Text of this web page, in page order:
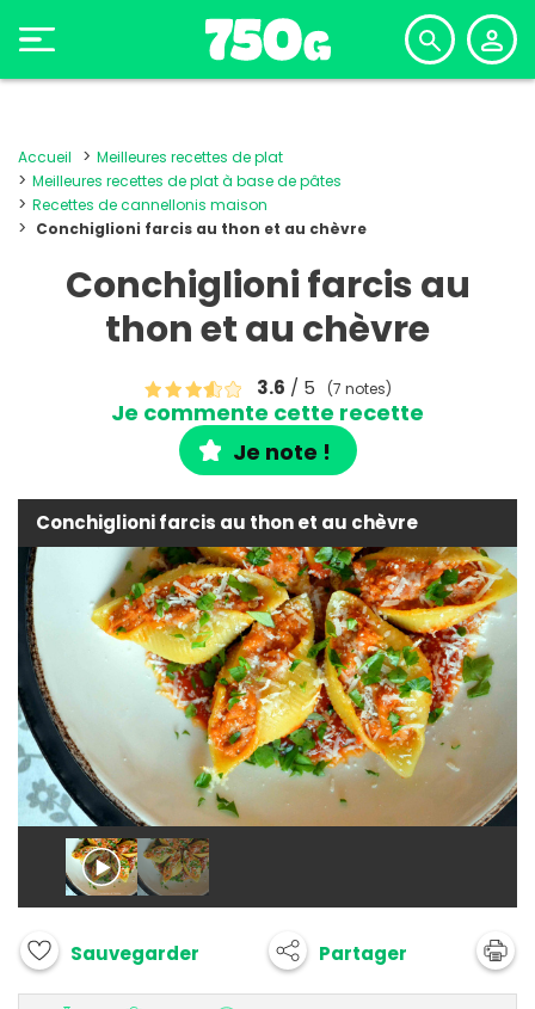
Accueil
Meilleures recettes de plat
Meilleures recettes de plat à base de pâtes
Recettes de cannellonis maison
Conchiglioni farcis au thon et au chèvre
Conchiglioni farcis au
thon et au chèvre
3.6 / 5 (7 notes)
Je commente cette recette
Je note !
Conchiglioni farcis au thon et au chèvre
Sauvegarder Partager